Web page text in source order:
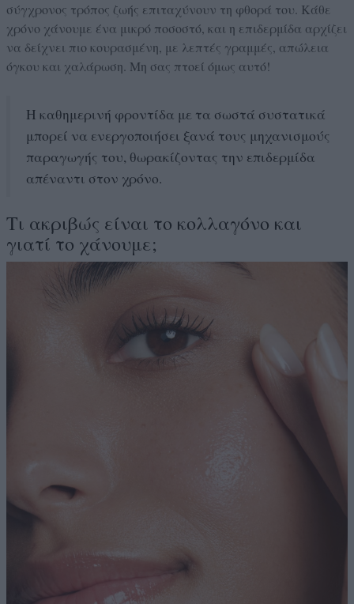
σύγχρονος τρόπος ζωής επιταχύνουν τη φθορά του. Κάθε
χρόνο χάνουμε ένα μικρό ποσοστό, και η επιδερμίδα αρχίζει
να δείχνει πιο κουρασμένη, με λεπτές γραμμές, απώλεια
όγκου και χαλάρωση. Μη σας πτοεί όμως αυτό!
Η καθημερινή φροντίδα με τα σωστά συστατικά
μπορεί να ενεργοποιήσει ξανά τους μηχανισμούς
παραγωγής του, θωρακίζοντας την επιδερμίδα
απέναντι στον χρόνο.
Τι ακριβώς είναι το κολλαγόνο και
γιατί το χάνουμε;